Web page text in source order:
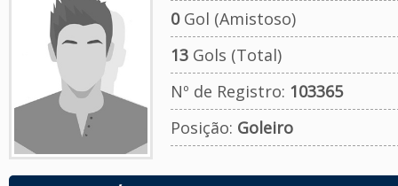
0Gol (Amistoso)
13Gols (Total)
Nº de Registro: 103365
Posição: Goleiro